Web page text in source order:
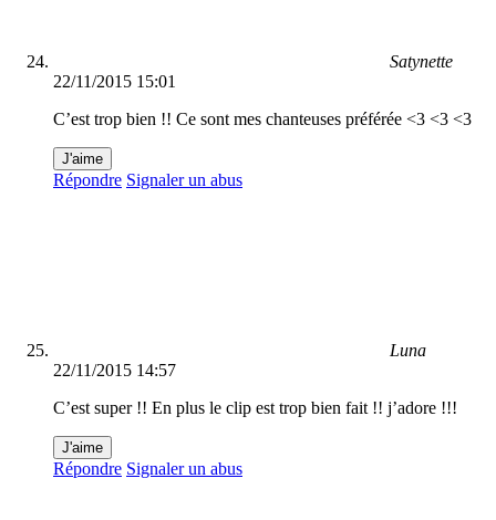
Satynette
22/11/2015 15:01
C’est trop bien !! Ce sont mes chanteuses préférée <3 <3 <3
J'aime
Répondre Signaler un abus
Luna
22/11/2015 14:57
C’est super !! En plus le clip est trop bien fait !! j’adore !!!
J'aime
Répondre Signaler un abus